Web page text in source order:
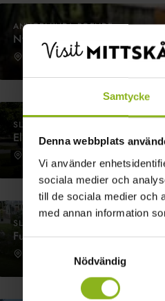
Samtycke
Denna webbplats
Vi använder
sociala medier och
till de sociala medier och
med annan information
Nödvändig
ANNORLUNDA BOENDE
Nyrups Naturhotell
SLOTT
Ellinge slott
SLOTT
Fulltofta Slott